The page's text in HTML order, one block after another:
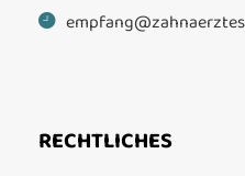
RECHTLICHES